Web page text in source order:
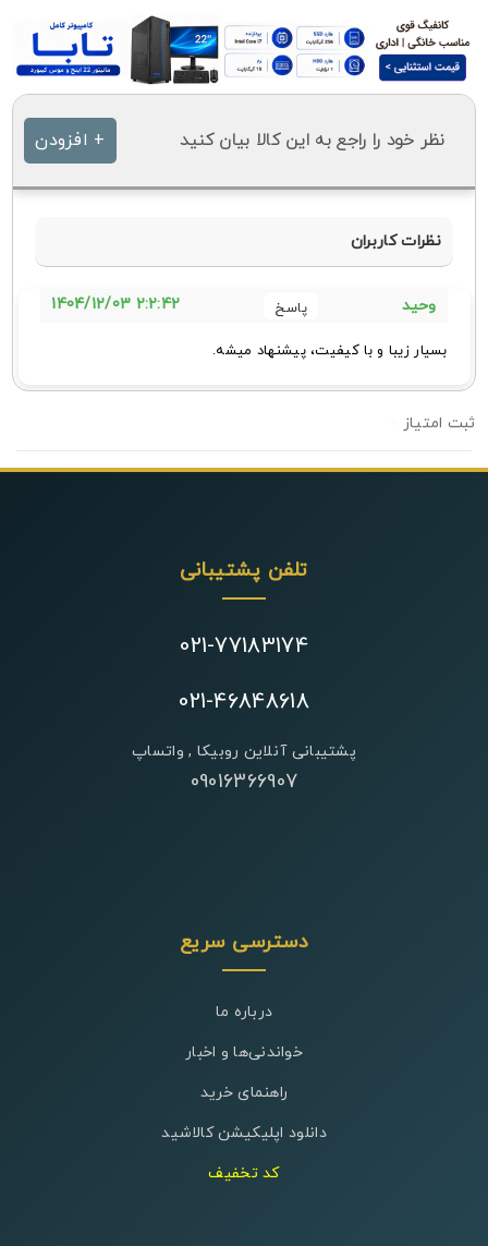
نظر خود را راجع به این کالا بیان کنید + افزودن
نظرات کاربران
وحید 2:2:42 1404/12/03
بسیار زیبا و با کیفیت، پیشنهاد میشه.
تلفن پشتیبانی
021-77183174
021-46848618
پشتیبانی آنلاین روبیکا , واتساپ
09016366907
دسترسی سریع
درباره ما
خواندنی‌ها و اخبار
راهنمای خرید
دانلود اپلیکیشن کالاشید
کد تخفیف